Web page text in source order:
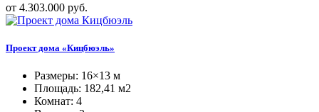
от 4.303.000 руб.
Проект дома «Кицбюэль»
Размеры: 16×13 м
Площадь: 182,41 м2
Комнат: 4